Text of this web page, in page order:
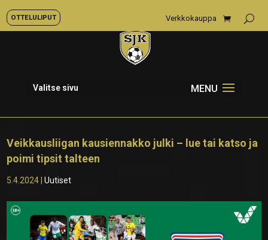
OTTELULIPUT Verkkokauppa
Valitse sivu
Veikkausliigan kausiennakko julki – lue tai katso ja
poimi tipsit talteen
5.4.2024 |Uutiset